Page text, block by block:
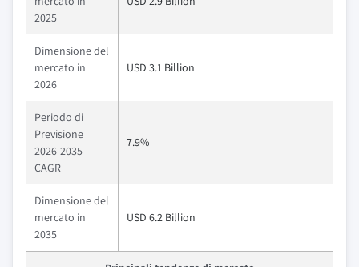
2025
Dimensione del
mercato in
2026
USD 3.1 Billion
Periodo di
Previsione
2026-2035
CAGR
7.9%
Dimensione del
mercato in
2035
USD 6.2 Billion